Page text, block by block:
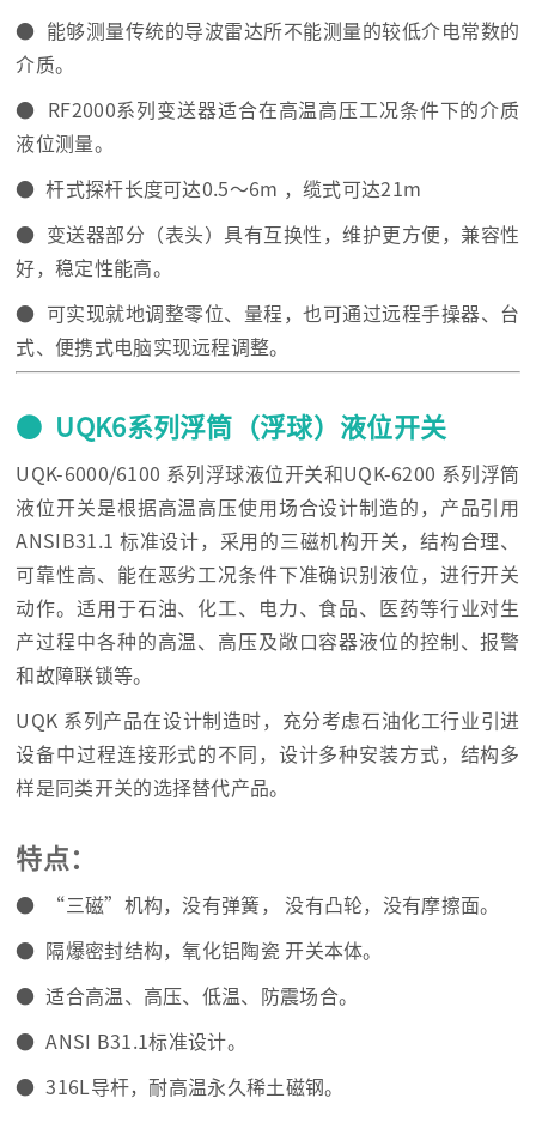
● 能够测量传统的导波雷达所不能测量的较低介电常数的
介质。
● RF2000系列变送器适合在高温高压工况条件下的介质
液位测量。
● 杆式探杆长度可达0.5～6m ，缆式可达21m
● 变送器部分（表头）具有互换性，维护更方便，兼容性
好，稳定性能高。
● 可实现就地调整零位、量程，也可通过远程手操器、台
式、便携式电脑实现远程调整。
● UQK6系列浮筒（浮球）液位开关
UQK-6000/6100 系列浮球液位开关和UQK-6200 系列浮筒
液位开关是根据高温高压使用场合设计制造的，产品引用
ANSIB31.1 标准设计，采用的三磁机构开关，结构合理、
可靠性高、能在恶劣工况条件下准确识别液位，进行开关
动作。适用于石油、化工、电力、食品、医药等行业对生
产过程中各种的高温、高压及敞口容器液位的控制、报警
和故障联锁等。
UQK 系列产品在设计制造时，充分考虑石油化工行业引进
设备中过程连接形式的不同，设计多种安装方式，结构多
样是同类开关的选择替代产品。
特点：
● “三磁”机构，没有弹簧， 没有凸轮，没有摩擦面。
● 隔爆密封结构，氧化铝陶瓷 开关本体。
● 适合高温、高压、低温、防震场合。
● ANSI B31.1标准设计。
● 316L导杆，耐高温永久稀土磁钢。